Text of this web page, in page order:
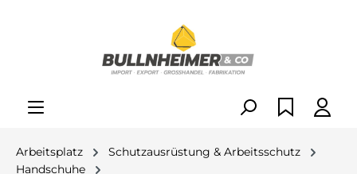
Arbeitsplatz
Schutzausrüstung & Arbeitsschutz
Handschuhe